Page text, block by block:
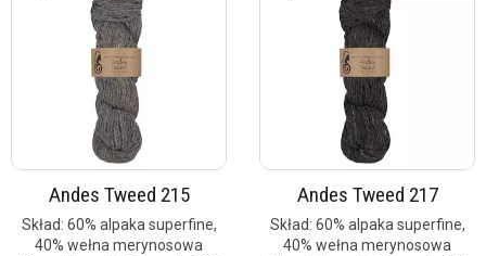
Andes Tweed 215
Skład: 60% alpaka superfine,
40% wełna merynosowa
Andes Tweed 217
Skład: 60% alpaka superfine,
40% wełna merynosowa